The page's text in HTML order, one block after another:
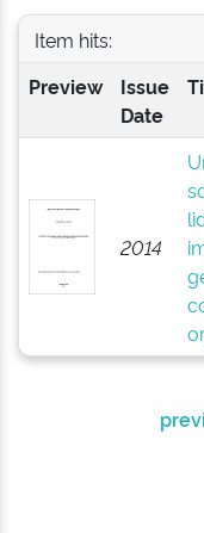
Item hits:
Preview
Issue
Date
2014